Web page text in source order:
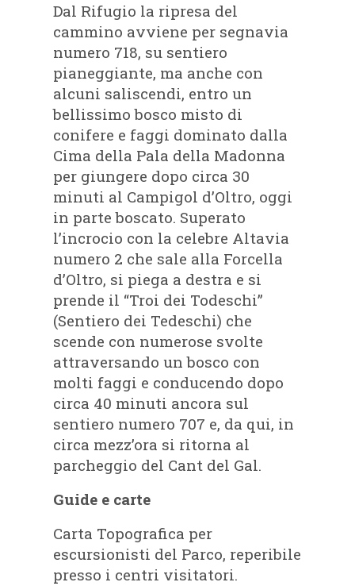
Dal Rifugio la ripresa del
cammino avviene per segnavia
numero 718, su sentiero
pianeggiante, ma anche con
alcuni saliscendi, entro un
bellissimo bosco misto di
conifere e faggi dominato dalla
Cima della Pala della Madonna
per giungere dopo circa 30
minuti al Campigol d’Oltro, oggi
in parte boscato. Superato
l’incrocio con la celebre Altavia
numero 2 che sale alla Forcella
d’Oltro, si piega a destra e si
prende il “Troi dei Todeschi”
(Sentiero dei Tedeschi) che
scende con numerose svolte
attraversando un bosco con
molti faggi e conducendo dopo
circa 40 minuti ancora sul
sentiero numero 707 e, da qui, in
circa mezz’ora si ritorna al
parcheggio del Cant del Gal.
Guide e carte
Carta Topografica per
escursionisti del Parco, reperibile
presso i centri visitatori.